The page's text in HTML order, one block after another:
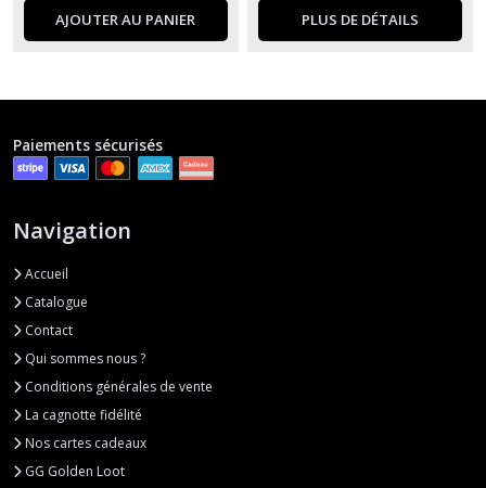
AJOUTER AU PANIER PLUS DE DÉTAILS
Paiements sécurisés
Navigation
Accueil
Catalogue
Contact
Qui sommes nous ?
Conditions générales de vente
La cagnotte fidélité
Nos cartes cadeaux
GG Golden Loot